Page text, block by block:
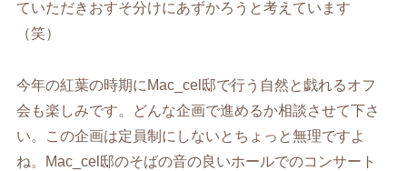
ていただきおすそ分けにあずかろうと考えています
（笑）
今年の紅葉の時期にMac_cel邸で行う自然と戯れるオフ
会も楽しみです。どんな企画で進めるか相談させて下さ
い。この企画は定員制にしないとちょっと無理ですよ
ね。Mac_cel邸のそばの音の良いホールでのコンサート